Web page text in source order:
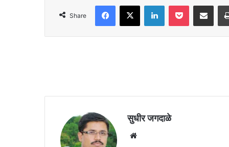
Share
Facebook
X LinkedInPocket Share via Email
सुधीर जगदाळे